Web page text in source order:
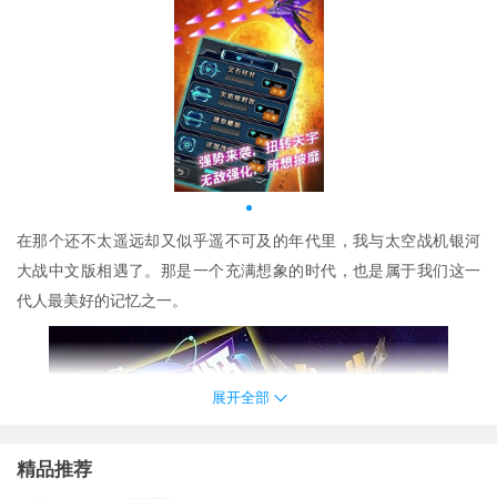
在那个还不太遥远却又似乎遥不可及的年代里，我与太空战机银河
大战中文版相遇了。那是一个充满想象的时代，也是属于我们这一
代人最美好的记忆之一。
展开全部
精品推荐